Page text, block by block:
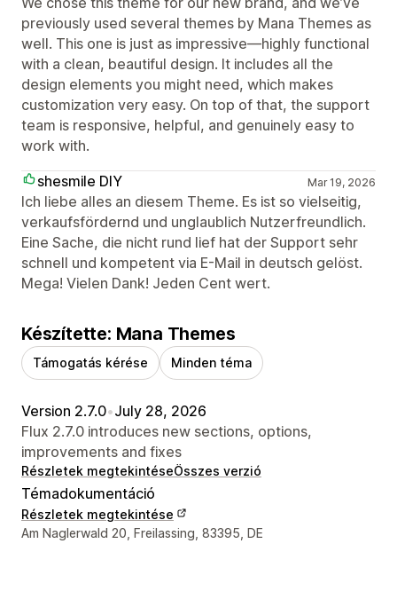
previously used several themes by Mana Themes as
well. This one is just as impressive—highly functional
with a clean, beautiful design. It includes all the
design elements you might need, which makes
customization very easy. On top of that, the support
team is responsive, helpful, and genuinely easy to
work with.
shesmile DIY
Mar 19, 2026
Ich liebe alles an diesem Theme. Es ist so vielseitig,
verkaufsfördernd und unglaublich Nutzerfreundlich.
Eine Sache, die nicht rund lief hat der Support sehr
schnell und kompetent via E-Mail in deutsch gelöst.
Mega! Vielen Dank! Jeden Cent wert.
Készítette: Mana Themes
Támogatás kérése Minden téma
Version 2.7.0•July 28, 2026
Flux 2.7.0 introduces new sections, options,
improvements and fixes
Részletek megtekintéseÖsszes verzió
Témadokumentáció
Részletek megtekintése
Dizájner kapcsolattartási adatai
Am Naglerwald 20, Freilassing, 83395, DE